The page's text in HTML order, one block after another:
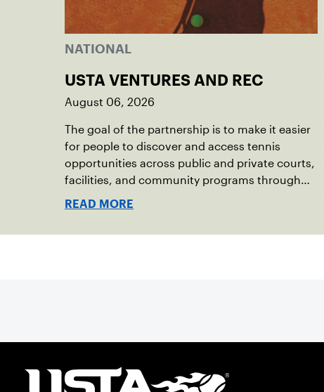
NATIONAL
USTA VENTURES AND REC
August 06, 2026
The goal of the partnership is to make it easier
for people to discover and access tennis
opportunities across public and private courts,
facilities, and community programs through
one connected network.
READ MORE